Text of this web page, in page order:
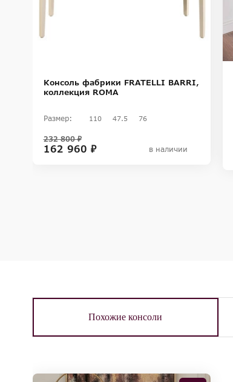
Консоль фабрики FRATELLI BARRI,
коллекция ROMA
Размер: 110 47.5 76
162 960 ₽
232 800 ₽
в наличии
Похожие консоли